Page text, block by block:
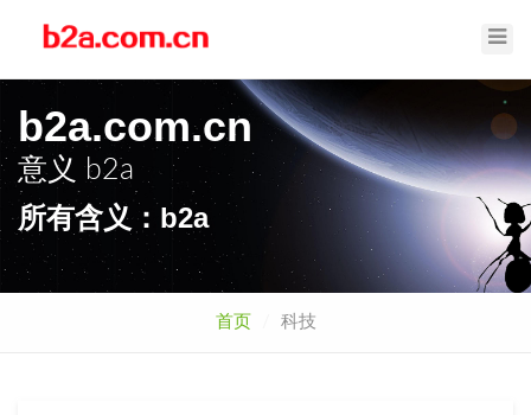
b2a.com.cn
意义
b2a
所有含义：b2a
首页 科技